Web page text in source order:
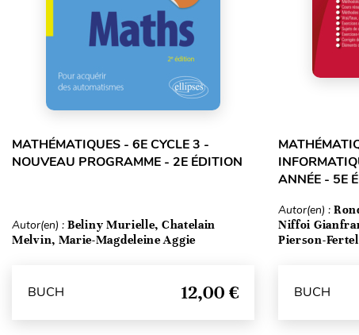
MATHÉMATIQUES - 6E CYCLE 3 -
NOUVEAU PROGRAMME - 2E ÉDITION
Autor(en) : Beliny Murielle, Chatelain
Melvin, Marie-Magdeleine Aggie
BUCH 12,00 €
ANNÉE - 5E
Autor(en) :
Niffoi
Pierson-
BUCH